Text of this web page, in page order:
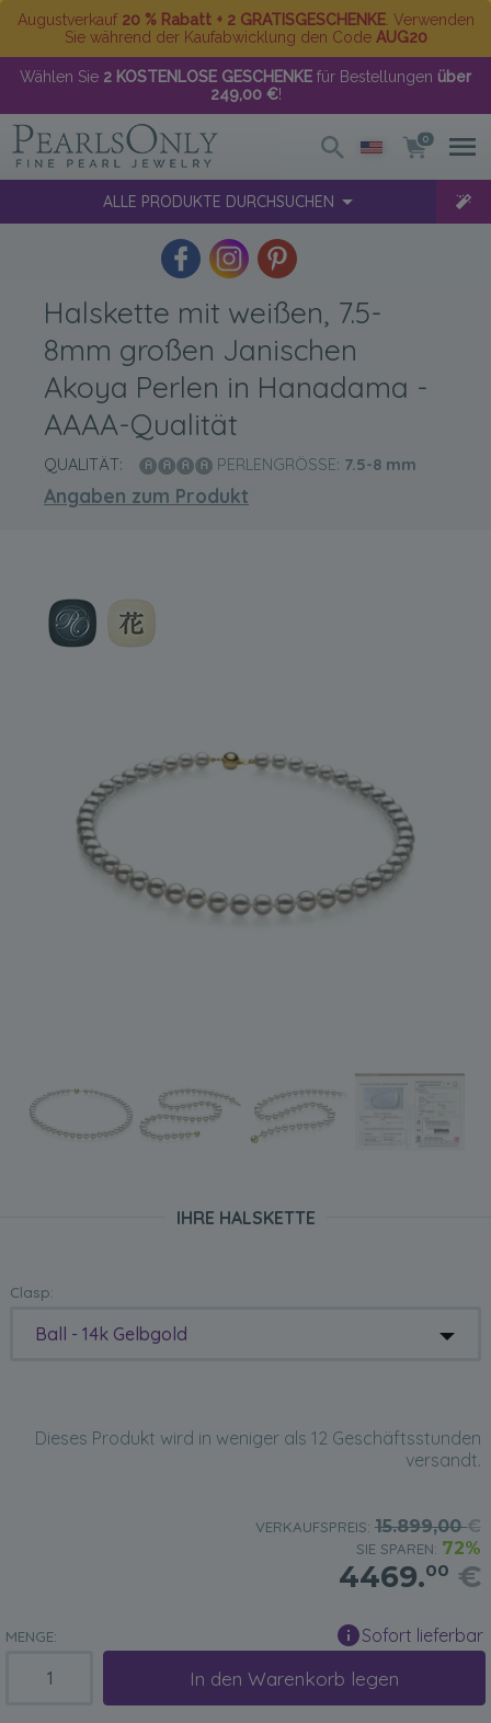
Augustverkauf 20 % Rabatt + 2 GRATISGESCHENKE. Verwenden
Sie während der Kaufabwicklung den Code AUG20
Wählen Sie 2 KOSTENLOSE GESCHENKE für Bestellungen über
249,00 €!
0
ALLE PRODUKTE DURCHSUCHEN
Halskette mit weißen, 7.5-
8mm großen Janischen
Akoya Perlen in Hanadama -
AAAA-Qualität
QUALITÄT: PERLENGRÖSSE: 7.5-8 mm
Angaben zum Produkt
IHRE HALSKETTE
Clasp:
Ball - 14k Gelbgold
Dieses Produkt wird in weniger als 12 Geschäftsstunden
versandt.
VERKAUFSPREIS: 15.899,00€
SIE SPAREN: 72%
4469.00 €
MENGE: Sofort lieferbar
In den Warenkorb legen